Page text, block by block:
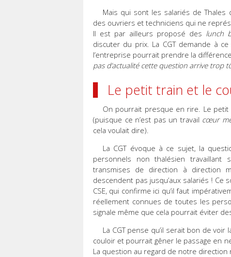
Mais qui sont les salariés de Thales
des ouvriers et techniciens qui ne
Il est par ailleurs proposé des lunch
discuter du prix. La CGT demande à
l’entreprise pourrait prendre la
pas d’actualité cette question arrive trop
Le petit train et le
On pourrait presque en rire. Le
(puisque ce n’est pas un travail cœur
cela voulait dire).
La CGT évoque à ce sujet, la
personnels non thalésien
transmises de direction à direction
descendent pas jusqu’aux salariés ! Ce
CSE, qui confirme ici qu’il faut
réellement connues de toutes les
signale même que cela pourrait éviter
La CGT pense qu’il serait bon de
couloir et pourrait gêner le passage en
La question au regard de notre direction